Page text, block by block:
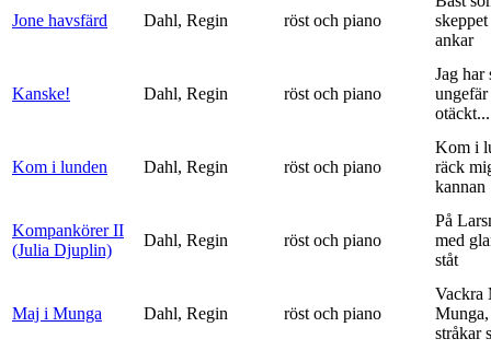
Jone havsfärd Dahl, Regin röst och piano
ankar
Kanske! Dahl, Regin röst och piano
Jag har
otäckt...
Kom i lunden Dahl, Regin röst och piano
Kom i
räck
kannan
Kompankörer II
(Julia Djuplin)
Dahl, Regin röst och piano
På
med
ståt
Maj i Munga Dahl, Regin röst och piano
Vackra
stråkar